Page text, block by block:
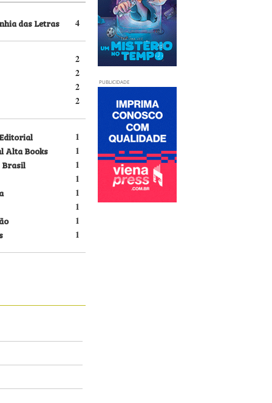
4
das Letras
2
2
2
2
1
1
Alta Books
1
1
1
1
1
1
PUBLICIDADE